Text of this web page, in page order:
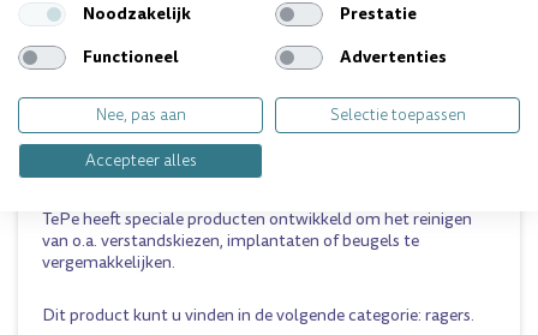
Tussen de tanden reinigen
Je kunt het gebied tussen je tanden op veel verschillende
manieren reinigen. Welk reinigingsproduct je kiest, hangt af
van de ruimte tussen je tanden en je persoonlijke voorkeur.
TePe biedt verschillende soorten ragers, tandenstokers en
floss voor een optimale reiniging tussen je tanden.
TePe heeft speciale producten ontwikkeld om het reinigen
van o.a. verstandskiezen, implantaten of beugels te
vergemakkelijken.
Dit product kunt u vinden in de volgende categorie: ragers.
Noodzakelijk
Prestatie
Functioneel
Advertenties
Nee, pas aan
Selectie toepassen
Accepteer alles